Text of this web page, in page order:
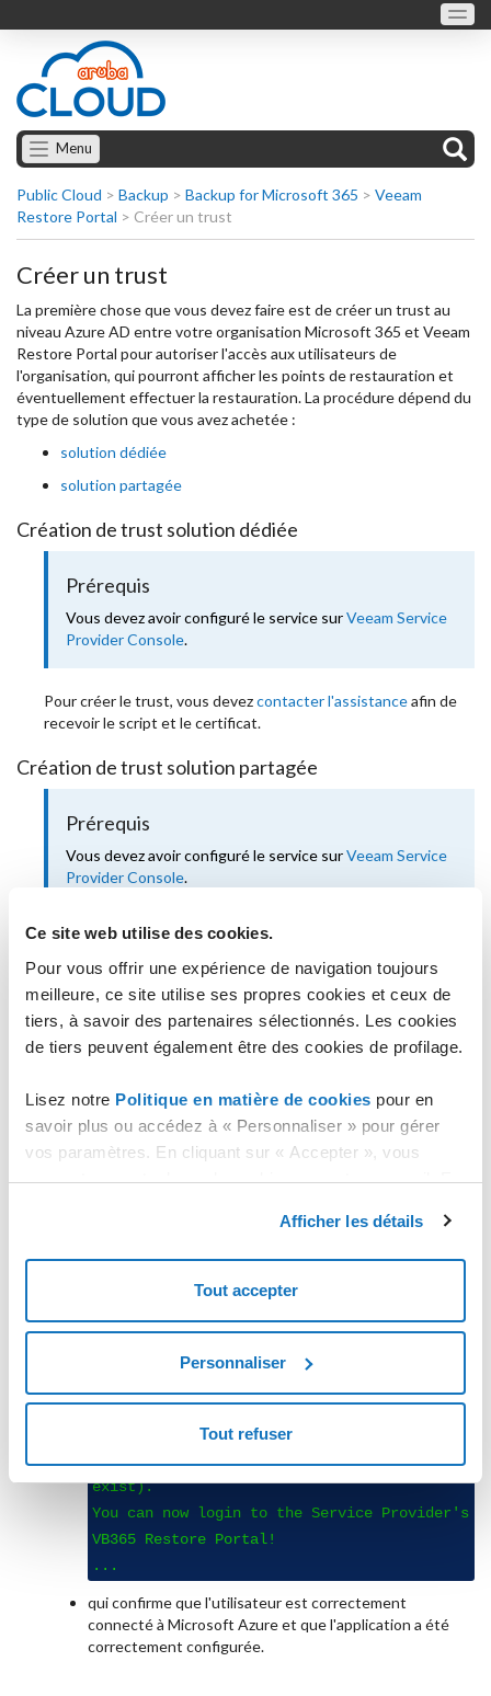
Ce site web utilise des cookies.
Pour vous offrir une expérience de navigation toujours
meilleure, ce site utilise ses propres cookies et ceux de
tiers, à savoir des partenaires sélectionnés. Les cookies
de tiers peuvent également être des cookies de profilage.
Lisez notre Politique en matière de cookies pour en
savoir plus ou accédez à « Personnaliser » pour gérer
vos paramètres. En cliquant sur « Accepter », vous
consentez au stockage de cookies sur votre appareil. En
stockage des cookies nécessaires.
Afficher les détails
Tout accepter
Personnaliser
Tout refuser
Menu
Public Cloud > Backup > Backup for Microsoft 365 > Veeam
Restore Portal > Créer un trust
Créer un trust
La première chose que vous devez faire est de créer un trust au
niveau Azure AD entre votre organisation Microsoft 365 et Veeam
Restore Portal pour autoriser l'accès aux utilisateurs de
l'organisation, qui pourront afficher les points de restauration et
éventuellement effectuer la restauration. La procédure dépend du
type de solution que vous avez achetée :
solution dédiée
solution partagée
Création de trust solution dédiée
Prérequis
Vous devez avoir configuré le service surVeeam Service
Provider Console.
Pour créer le trust, vous devezcontacter l'assistanceafin de
recevoir le script et le certificat.
Création de trust solution partagée
Prérequis
Vous devez avoir configuré le service surVeeam Service
Provider Console.
Le format de script original a une extension .ps1, mais il a
été compressé dans un fichier .zip, vous devrez donc
l'extraire avant de le lancer.
exécutez la commande pour lancer le script :
powershell -noprofile -executionpolicy
le script a besoin de certains modules qui, s'ils ne sont
connectez-vous avec vos identifiants administrateur
(en fonction des sessions ouvertes) ;
si la connexion réussit, le message suivant s'affichera :
Admin consent detected (grants/assignments
exist).
You can now login to the Service Provider's
VB365 Restore Portal!
...
qui confirme que l'utilisateur est correctement
connecté à Microsoft Azure et que l'application a été
correctement configurée.